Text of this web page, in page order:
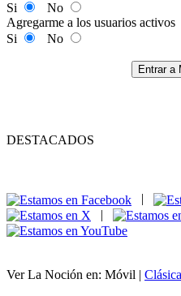
Si
No
Agregarme a los usuarios activos
Si
No
Entrar a
DESTACADOS
|
Ver La Noción en: Móvil | Clásica